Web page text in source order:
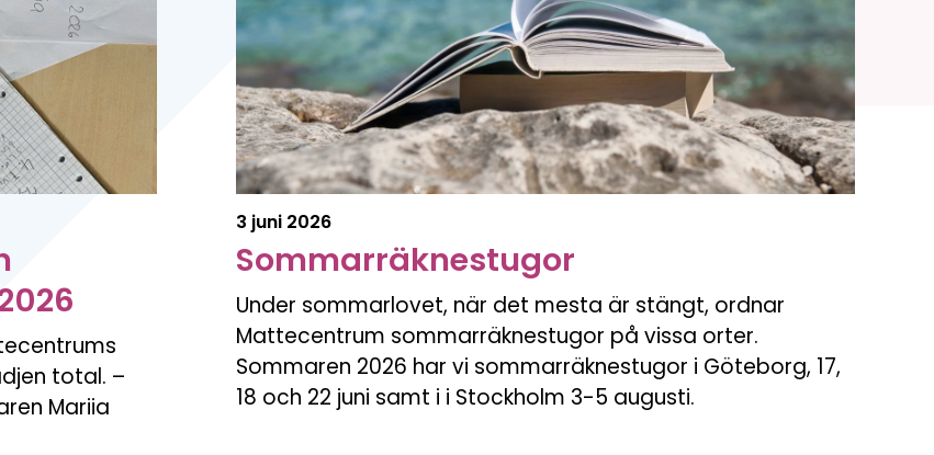
total. –
Mariia
3 juni 2026
Sommarräknestugor
Under sommarlovet, när det mesta är stängt, ordnar
Mattecentrum sommarräknestugor på vissa orter.
Sommaren 2026 har vi sommarräknestugor i Göteborg, 17,
18 och 22 juni samt i i Stockholm 3-5 augusti.